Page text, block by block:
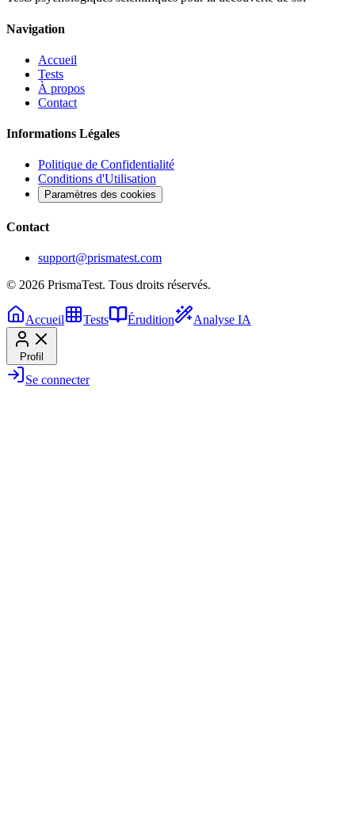
Navigation
Accueil
Tests
À propos
Contact
Informations Légales
Politique de Confidentialité
Conditions d'Utilisation
Paramètres des cookies
Contact
support@prismatest.com
© 2026 PrismaTest. Tous droits réservés.
Accueil Tests Érudition Analyse IA
Profil
Se connecter